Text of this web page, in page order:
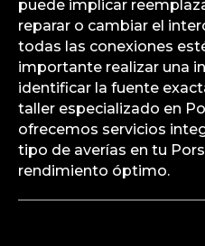
puede implicar
reparar o cambiar el
todas las conexiones
importante realizar una
identificar la fuente
taller especializado en
ofrecemos servicios
tipo de averías en tu
rendimiento óptimo.